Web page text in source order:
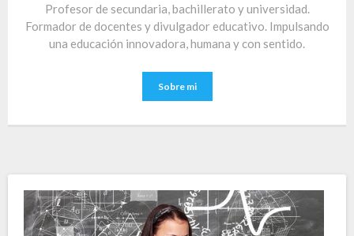
Profesor de secundaria, bachillerato y universidad.
Formador de docentes y divulgador educativo. Impulsando
una educación innovadora, humana y con sentido.
Sobre mi